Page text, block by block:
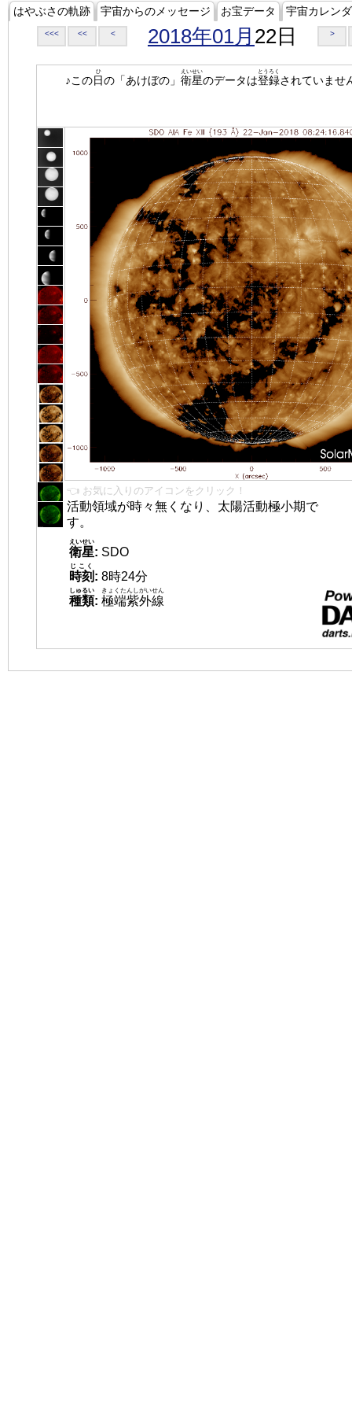
はやぶさの軌跡 宇宙からのメッセージ お宝データ 宇宙カレン
<<< << < 2018年01月 22日 >
♪この日
ひ
の「あけぼの」 衛星
えいせい
のデータは登録
とうろく
されていませ
👈 お気に入りのアイコンをクリック！
活動領域が時々無くなり、太陽活動極小期で
す。
衛星
えいせい
: SDO
時刻
じこく
: 8時24分
種類
しゅるい
: 極端紫外線
きょくたんしがいせん